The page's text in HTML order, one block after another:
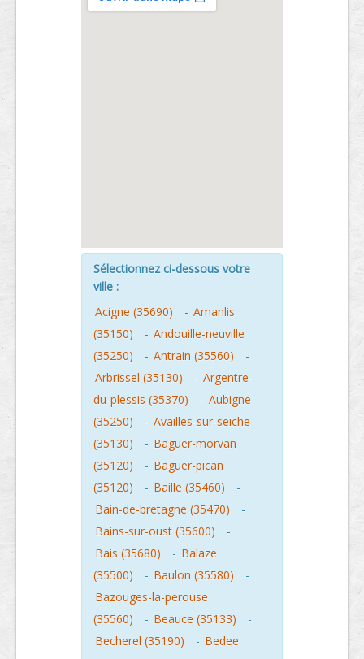
Sélectionnez ci-dessous votre
ville :
Acigne (35690)
- Amanlis
(35150)
- Andouille-neuville
(35250)
- Antrain (35560)
-
Arbrissel (35130)
- Argentre-
du-plessis (35370)
- Aubigne
(35250)
- Availles-sur-seiche
(35130)
- Baguer-morvan
(35120)
- Baguer-pican
(35120)
- Baille (35460)
-
Bain-de-bretagne (35470)
-
Bains-sur-oust (35600)
-
Bais (35680)
- Balaze
(35500)
- Baulon (35580)
-
Bazouges-la-perouse
(35560)
- Beauce (35133)
-
Becherel (35190)
- Bedee